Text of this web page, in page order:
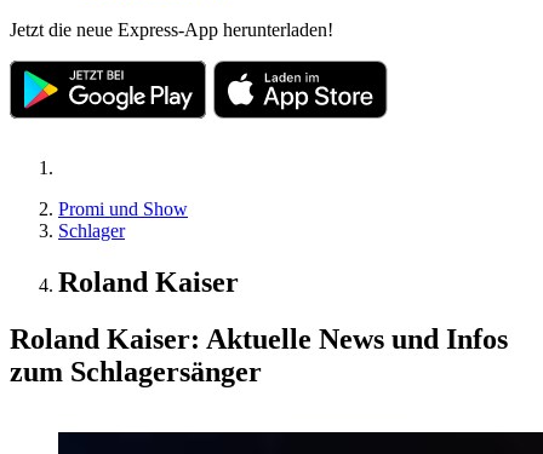
Jetzt die neue Express-App herunterladen!
Promi und Show
Schlager
Roland Kaiser
Roland Kaiser: Aktuelle News und Infos
zum Schlagersänger